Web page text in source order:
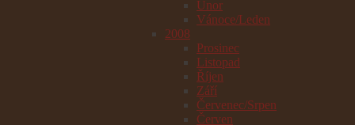
Únor
Vánoce/Leden
2008
Prosinec
Listopad
Říjen
Září
Červenec/Srpen
Červen